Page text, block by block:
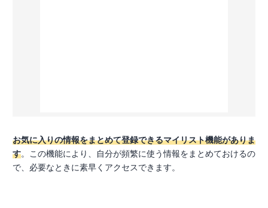
お気に入りの情報をまとめて登録できるマイリスト機能がありま
す。この機能により、自分が頻繁に使う情報をまとめておけるの
で、必要なときに素早くアクセスできます。